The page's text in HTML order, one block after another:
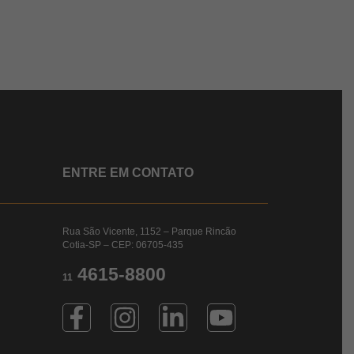
ENTRE EM CONTATO
Rua São Vicente, 1152 – Parque Rincão
Cotia-SP – CEP: 06705-435
11 4615-8800